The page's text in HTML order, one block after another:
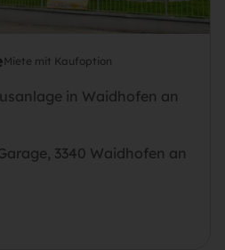
Miete mit Kaufoption
in Waidhofen an
3340 Waidhofen an